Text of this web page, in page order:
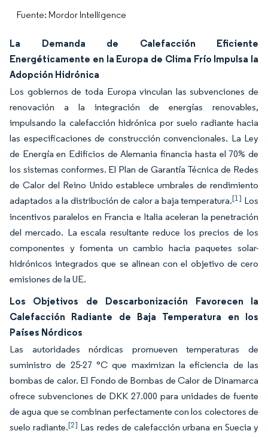
Fuente: Mordor Intelligence
La Demanda de Calefacción Eficiente
Energéticamente en la Europa de Clima Frío Impulsa la
Adopción Hidrónica
Los gobiernos de toda Europa vinculan las subvenciones de
renovación a la integración de energías renovables,
impulsando la calefacción hidrónica por suelo radiante hacia
las especificaciones de construcción convencionales. La Ley
de Energía en Edificios de Alemania financia hasta el 70% de
los sistemas conformes. El Plan de Garantía Técnica de Redes
de Calor del Reino Unido establece umbrales de rendimiento
adaptados a la distribución de calor a baja temperatura.[1] Los
incentivos paralelos en Francia e Italia aceleran la penetración
del mercado. La escala resultante reduce los precios de los
componentes y fomenta un cambio hacia paquetes solar-
hidrónicos integrados que se alinean con el objetivo de cero
emisiones de la UE.
Los Objetivos de Descarbonización Favorecen la
Calefacción Radiante de Baja Temperatura en los
Países Nórdicos
Las autoridades nórdicas promueven temperaturas de
suministro de 25-27 °C que maximizan la eficiencia de las
bombas de calor. El Fondo de Bombas de Calor de Dinamarca
ofrece subvenciones de DKK 27.000 para unidades de fuente
de agua que se combinan perfectamente con los colectores de
suelo radiante.[2] Las redes de calefacción urbana en Suecia y